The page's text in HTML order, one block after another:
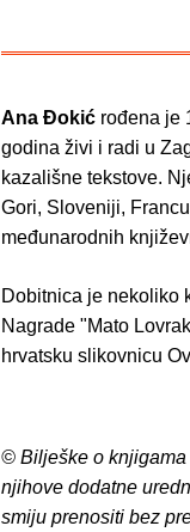
Ana Đokić rođena je
godina živi i radi u
kazališne tekstove.
Gori, Sloveniji,
međunarodnih
Dobitnica je nekoliko
Nagrade "Mato
hrvatsku slikovnicu
© Bilješke o
njihove dodatne
smiju prenositi bez